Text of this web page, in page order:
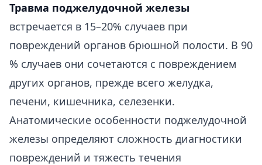
Травма поджелудочной железы
встречается в 15–20% случаев при
повреждений органов брюшной полости. В 90
% случаев они сочетаются с повреждением
других органов, прежде всего желудка,
печени, кишечника, селезенки.
Анатомические особенности поджелудочной
железы определяют сложность диагностики
повреждений и тяжесть течения